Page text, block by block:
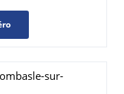
sur-